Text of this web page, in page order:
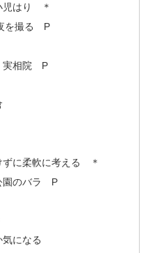
児はり ＊
を撮る P
実相院 P
ずに柔軟に考える ＊
園のバラ P
になる